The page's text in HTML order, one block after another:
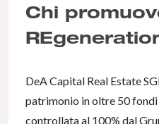
Chi
DeA Capital Real Estate
patrimonio in oltre 50
controllata al 100% dal